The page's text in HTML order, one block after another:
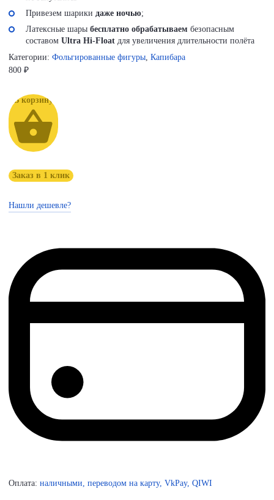
Привезем шарики даже ночью;
Латексные шары бесплатно обрабатываем безопасным
составом Ultra Hi-Float для увеличения длительности полёта
Категории: Фольгированные фигуры Капибара
800 ₽
Заказ в 1 клик
Нашли дешевле?
Оплата: наличными, переводом на карту, VkPay, QIWI